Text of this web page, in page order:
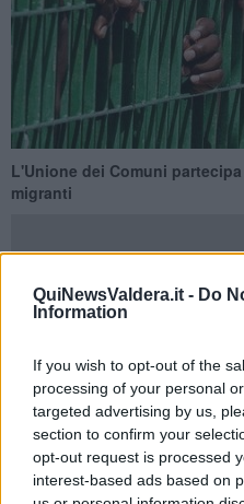
QuiNewsValdera.it - Do
Information
If you wish to opt-out of the
processing of your personal
targeted advertising by us,
section to confirm your
opt-out request is processed
interest-based ads based on
L'Unione dei Comuni
migranti
non italiana che hanno vissuto o
progetto sostenuto dallaregione
dell'Archivio diaristico nazionale
fondo speciale di diari dimigranti
inviati fino al 31 maggio 2014.
in questo progetto l'unione